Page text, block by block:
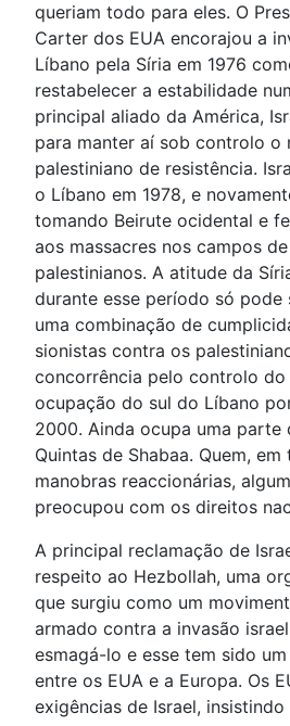
queriam todo para eles. O
Carter dos EUA encorajou a
Líbano pela Síria em 1976
restabelecer a estabilidade
principal aliado da América,
para manter aí sob controlo o
palestiniano de resistência.
o Líbano em 1978, e
tomando Beirute ocidental e
aos massacres nos campos
palestinianos. A atitude da
durante esse período só pode
uma combinação de
sionistas contra os
concorrência pelo controlo
ocupação do sul do Líbano
2000. Ainda ocupa uma parte
Quintas de Shabaa. Quem, em
manobras reaccionárias,
preocupou com os direitos
A principal reclamação de
respeito ao Hezbollah, uma
que surgiu como um
armado contra a invasão
esmagá-lo e esse tem sido
entre os EUA e a Europa. Os
exigências de Israel,